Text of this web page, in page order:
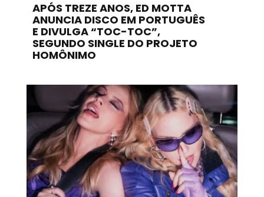
APÓS TREZE ANOS, ED MOTTA
ANUNCIA DISCO EM PORTUGUÊS
E DIVULGA “TOC-TOC”,
SEGUNDO SINGLE DO PROJETO
HOMÔNIMO